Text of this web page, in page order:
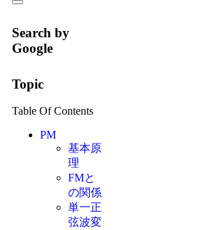
Search by
Google
Topic
Table Of Contents
PM
基本原
理
FMと
の関係
単一正
弦波変